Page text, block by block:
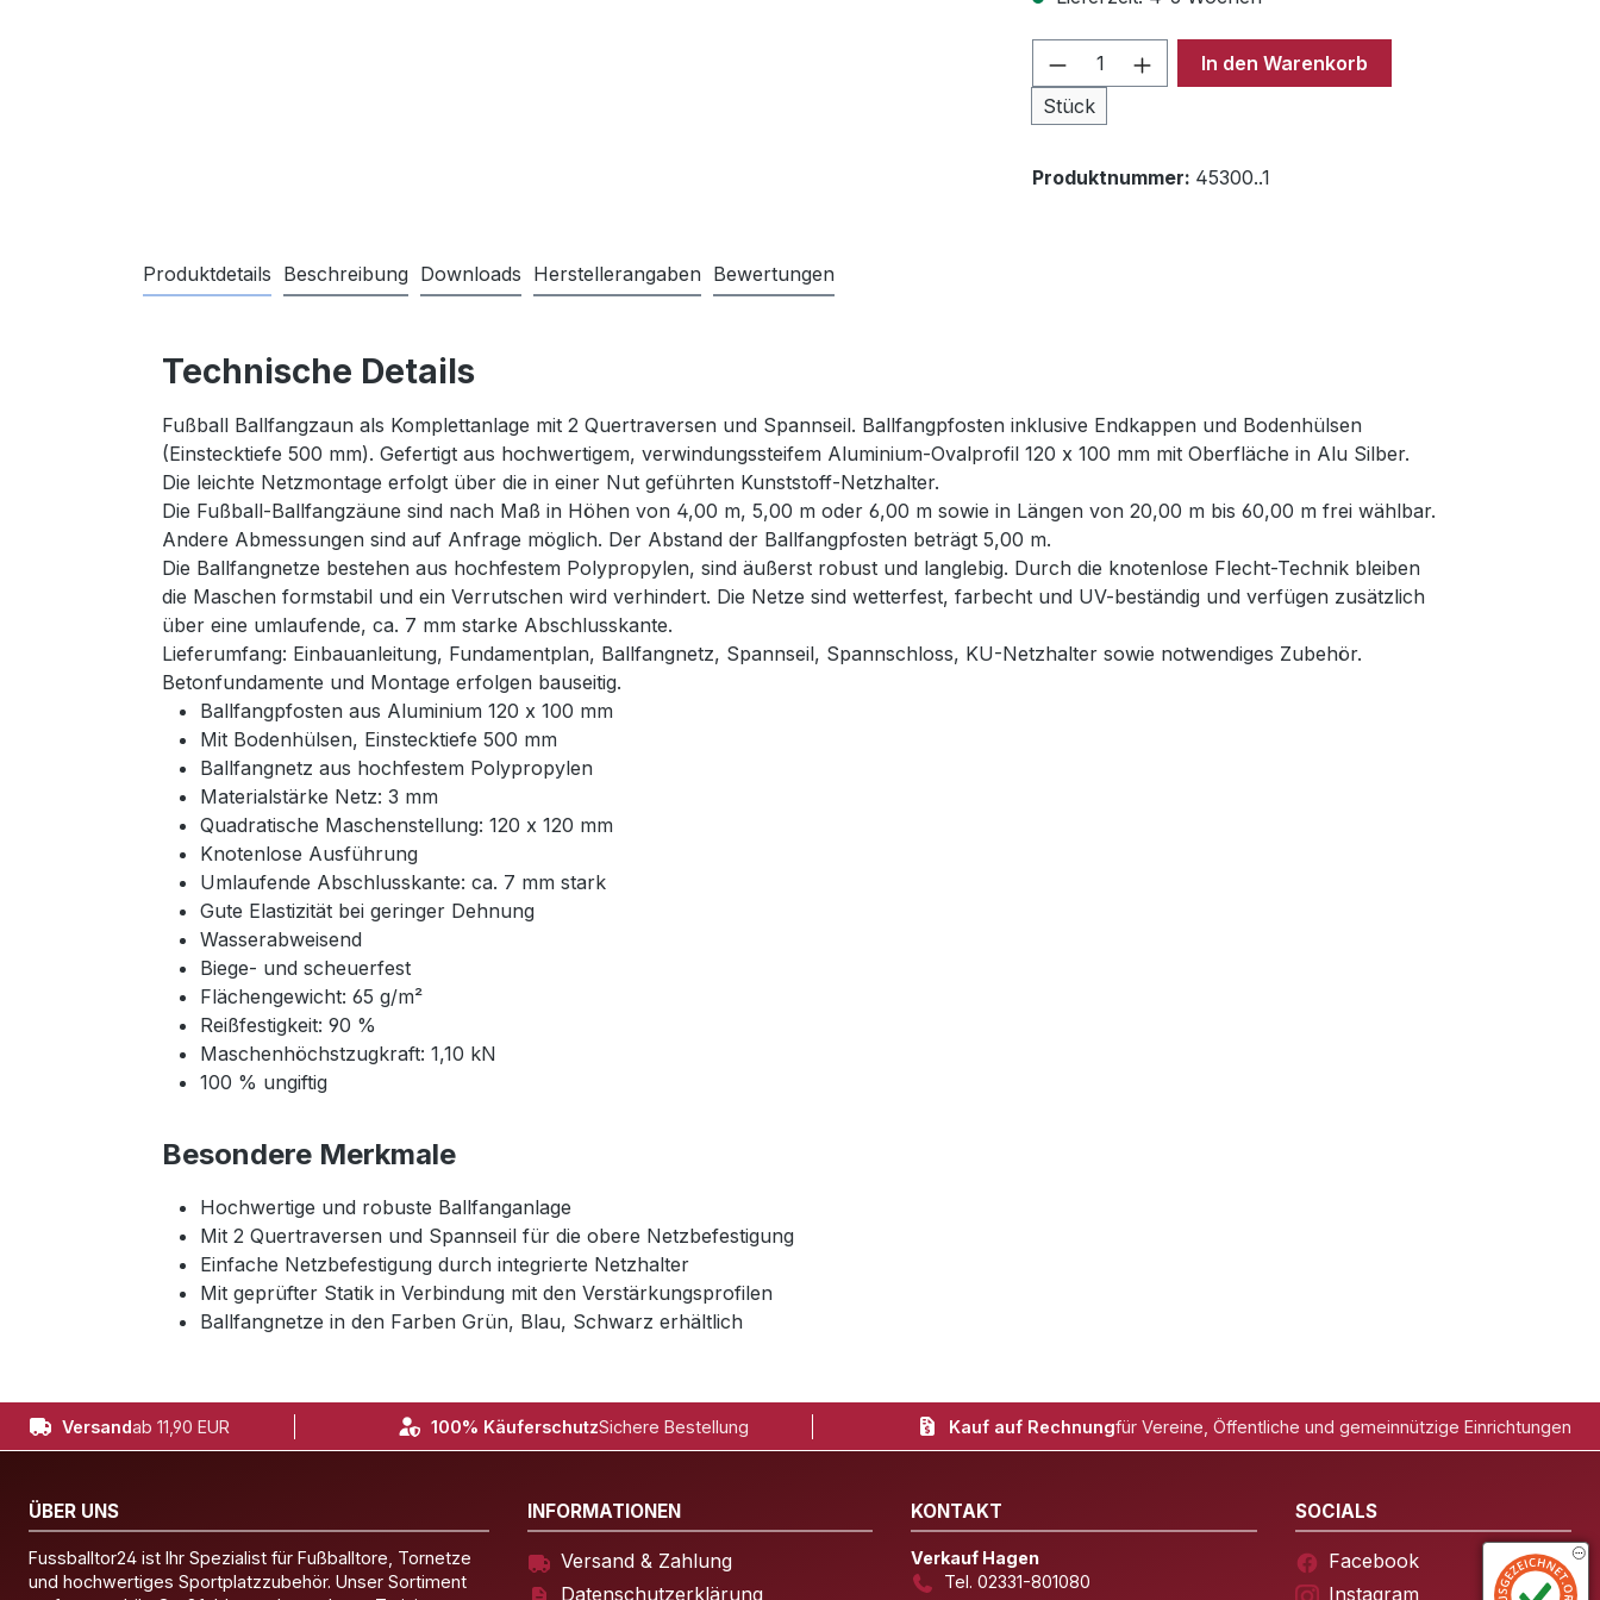
Produkt Anzahl: Gib den gewünschten
Stück
In den Warenkorb
Produktnummer: 45300..1
Produktdetails Beschreibung Downloads Herstellerangaben Bewertungen
Technische Details
Fußball Ballfangzaun als Komplettanlage mit 2 Quertraversen und Spannseil. Ballfangpfosten inklusive Endkappen und Bodenhülsen
(Einstecktiefe 500 mm). Gefertigt aus hochwertigem, verwindungssteifem Aluminium-Ovalprofil 120 x 100 mm mit Oberfläche in Alu Silber.
Die leichte Netzmontage erfolgt über die in einer Nut geführten Kunststoff-Netzhalter.
Die Fußball-Ballfangzäune sind nach Maß in Höhen von 4,00 m, 5,00 m oder 6,00 m sowie in Längen von 20,00 m bis 60,00 m frei wählbar.
Andere Abmessungen sind auf Anfrage möglich. Der Abstand der Ballfangpfosten beträgt 5,00 m.
Die Ballfangnetze bestehen aus hochfestem Polypropylen, sind äußerst robust und langlebig. Durch die knotenlose Flecht-Technik bleiben
die Maschen formstabil und ein Verrutschen wird verhindert. Die Netze sind wetterfest, farbecht und UV-beständig und verfügen zusätzlich
über eine umlaufende, ca. 7 mm starke Abschlusskante.
Lieferumfang: Einbauanleitung, Fundamentplan, Ballfangnetz, Spannseil, Spannschloss, KU-Netzhalter sowie notwendiges Zubehör.
Betonfundamente und Montage erfolgen bauseitig.
Ballfangpfosten aus Aluminium 120 x 100 mm
Mit Bodenhülsen, Einstecktiefe 500 mm
Ballfangnetz aus hochfestem Polypropylen
Materialstärke Netz: 3 mm
Quadratische Maschenstellung: 120 x 120 mm
Knotenlose Ausführung
Umlaufende Abschlusskante: ca. 7 mm stark
Gute Elastizität bei geringer Dehnung
Wasserabweisend
Biege- und scheuerfest
Flächengewicht: 65 g/m²
Reißfestigkeit: 90 %
Maschenhöchstzugkraft: 1,10 kN
100 % ungiftig
Besondere Merkmale
Hochwertige und robuste Ballfanganlage
Mit 2 Quertraversen und Spannseil für die obere Netzbefestigung
Einfache Netzbefestigung durch integrierte Netzhalter
Mit geprüfter Statik in Verbindung mit den Verstärkungsprofilen
Ballfangnetze in den Farben Grün, Blau, Schwarz erhältlich
Versandab 11,90 EUR 100% KäuferschutzSichere Bestellung Kauf auf Rechnungfür Vereine, Öffentliche und gemeinnützige Einrichtungen
ÜBER UNS
Fussballtor24 ist Ihr Spezialist für Fußballtore, Tornetze
und hochwertiges Sportplatzzubehör. Unser Sortiment
INFORMATIONEN
Versand & Zahlung
Datenschutzerklärung
KONTAKT
Verkauf Hagen
Tel. 02331-801080
SOCIALS
Facebook
Instagram